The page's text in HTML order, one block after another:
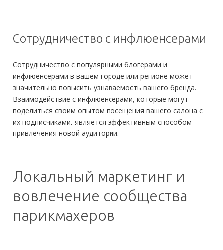
Сотрудничество с инфлюенсерами
Сотрудничество с популярными блогерами и
инфлюенсерами в вашем городе или регионе может
значительно повысить узнаваемость вашего бренда.
Взаимодействие с инфлюенсерами, которые могут
поделиться своим опытом посещения вашего салона с
их подписчиками, является эффективным способом
привлечения новой аудитории.
Локальный маркетинг и
вовлечение сообщества
парикмахеров